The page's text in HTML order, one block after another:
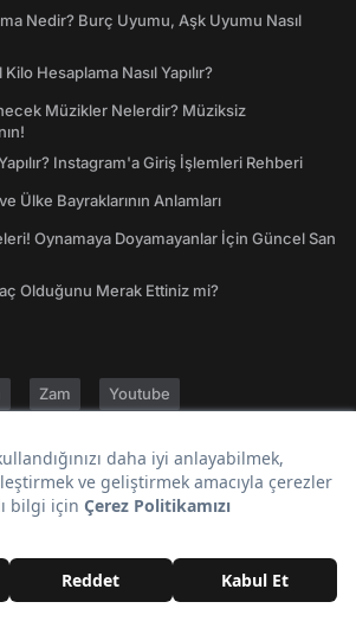
Nedir? Burç Uyumu, Aşk Uyumu Nasıl
Hesaplama Nasıl Yapılır?
Müzikler Nelerdir? Müziksiz
Instagram'a Giriş İşlemleri Rehberi
Ülke Bayraklarının Anlamları
Oynamaya Doyamayanlar İçin Güncel San
Olduğunu Merak Ettiniz mi?
Zam Youtube
Gezilecek Yerler
Kullanıcı Sözleşmesi